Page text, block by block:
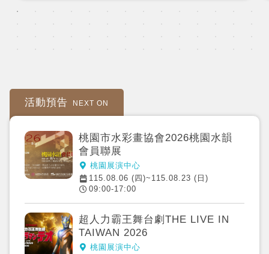
活動預告 NEXT ON
桃園市水彩畫協會2026桃園水韻
會員聯展
桃園展演中心
115.08.06 (四)~115.08.23 (日)
09:00-17:00
超人力霸王舞台劇THE LIVE IN
TAIWAN 2026
桃園展演中心